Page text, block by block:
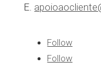
E.
Follow
Follow